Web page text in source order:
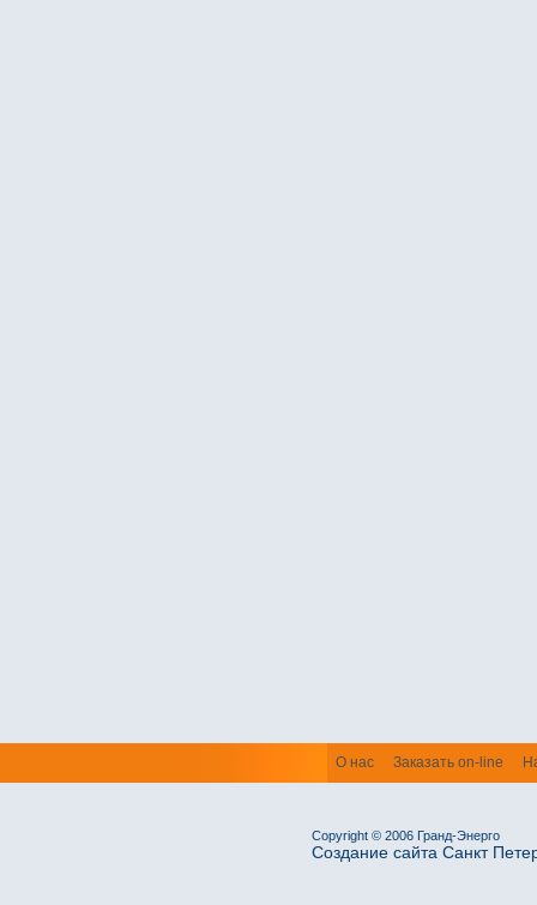
О нас Заказать on-line
Copyright © 2006 Гранд-Энерго
Создание сайта Санкт